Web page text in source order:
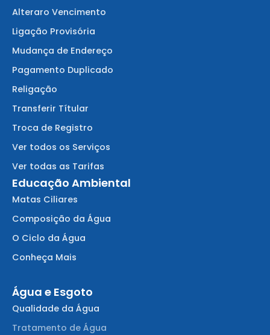
Alteraro Vencimento
Ligação Provisória
Mudança de Endereço
Pagamento Duplicado
Religação
Transferir Títular
Troca de Registro
Ver todos os Serviços
Ver todas as Tarifas
Educação Ambiental
Matas Ciliares
Composição da Água
O Ciclo da Água
Conheça Mais
Água e Esgoto
Qualidade da Água
Tratamento de Água